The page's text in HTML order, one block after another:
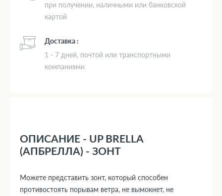
при получении, наличными или банковской
картой
Доставка :
1 - 7 дней, почтой или транспортными
компаниями
ОПИСАНИЕ - UP BRELLA
(АПБРЕЛЛА) - ЗОНТ
Можете представить зонт, который способен
противостоять порывам ветра, не вымокнет, не